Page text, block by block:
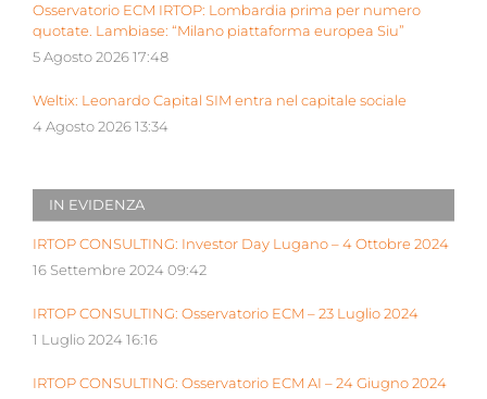
Osservatorio ECM IRTOP: Lombardia prima per numero
quotate. Lambiase: “Milano piattaforma europea Siu”
5 Agosto 2026 17:48
Weltix: Leonardo Capital SIM entra nel capitale sociale
4 Agosto 2026 13:34
IN EVIDENZA
IRTOP CONSULTING: Investor Day Lugano – 4 Ottobre 2024
16 Settembre 2024 09:42
IRTOP CONSULTING: Osservatorio ECM – 23 Luglio 2024
1 Luglio 2024 16:16
IRTOP CONSULTING: Osservatorio ECM AI – 24 Giugno 2024